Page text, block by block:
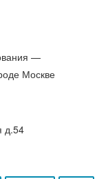
—
Москве
д.54